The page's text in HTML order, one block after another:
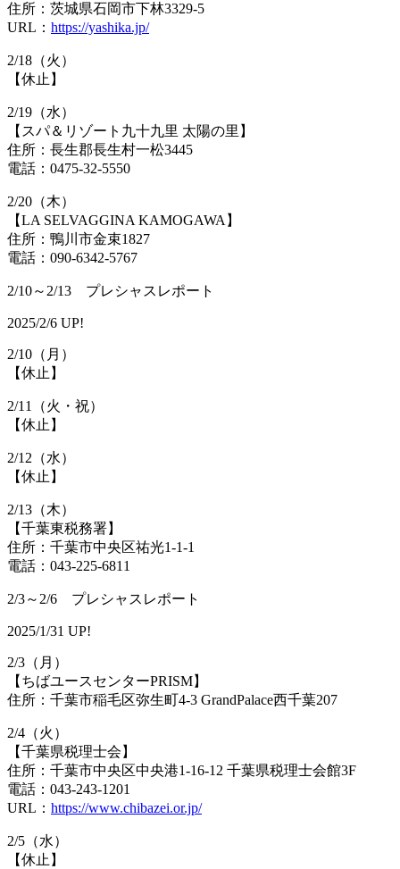
住所：茨城県石岡市下林3329-5
URL： https://yashika.jp/
2/18（火）
【休止】
2/19（水）
【スパ＆リゾート九十九里 太陽の里】
住所：長生郡長生村一松3445
電話：0475-32-5550
2/20（木）
【LA SELVAGGINA KAMOGAWA】
住所：鴨川市金束1827
電話：090-6342-5767
2/10～2/13 プレシャスレポート
2025/2/6 UP!
2/10（月）
【休止】
2/11（火・祝）
【休止】
2/12（水）
【休止】
2/13（木）
【千葉東税務署】
住所：千葉市中央区祐光1-1-1
電話：043-225-6811
2/3～2/6 プレシャスレポート
2025/1/31 UP!
2/3（月）
【ちばユースセンターPRISM】
住所：千葉市稲毛区弥生町4-3 GrandPalace西千葉207
2/4（火）
【千葉県税理士会】
住所：千葉市中央区中央港1-16-12 千葉県税理士会館3F
電話：043-243-1201
URL： https://www.chibazei.or.jp/
2/5（水）
【休止】